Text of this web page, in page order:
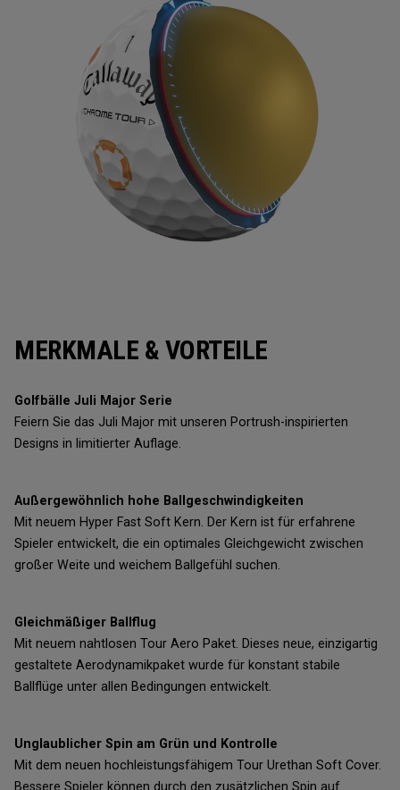
MERKMALE & VORTEILE
Golfbälle Juli Major Serie
Feiern Sie das Juli Major mit unseren Portrush-inspirierten
Designs in limitierter Auflage.
Außergewöhnlich hohe Ballgeschwindigkeiten
Mit neuem Hyper Fast Soft Kern. Der Kern ist für erfahrene
Spieler entwickelt, die ein optimales Gleichgewicht zwischen
großer Weite und weichem Ballgefühl suchen.
Gleichmäßiger Ballflug
Mit neuem nahtlosen Tour Aero Paket. Dieses neue, einzigartig
gestaltete Aerodynamikpaket wurde für konstant stabile
Ballflüge unter allen Bedingungen entwickelt.
Unglaublicher Spin am Grün und Kontrolle
Mit dem neuen hochleistungsfähigem Tour Urethan Soft Cover.
Bessere Spieler können durch den zusätzlichen Spin auf